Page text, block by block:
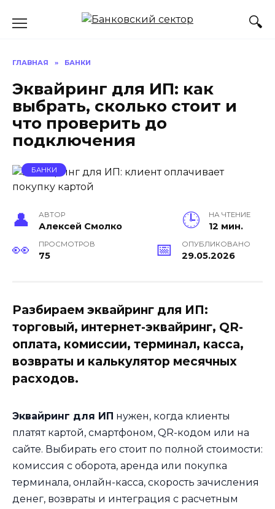
ГЛАВНАЯ » БАНКИ
Эквайринг для ИП: как
выбрать, сколько стоит и
что проверить до
подключения
БАНКИ
АВТОР
Алексей Смолко
НА ЧТЕНИЕ
12 мин.
ПРОСМОТРОВ
75
ОПУБЛИКОВАНО
29.05.2026
Разбираем эквайринг для ИП:
торговый, интернет-эквайринг, QR-
оплата, комиссии, терминал, касса,
возвраты и калькулятор месячных
расходов.
Эквайринг для ИП нужен, когда клиенты
платят картой, смартфоном, QR-кодом или на
сайте. Выбирать его стоит по полной стоимости:
комиссия с оборота, аренда или покупка
терминала, онлайн-касса, скорость зачисления
денег, возвраты и интеграция с расчетным